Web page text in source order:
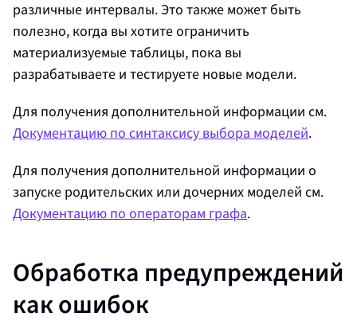
различные интервалы. Это также может быть
полезно, когда вы хотите ограничить
материализуемые таблицы, пока вы
разрабатываете и тестируете новые модели.
Для получения дополнительной информации см.
Документацию по синтаксису выбора моделей.
Для получения дополнительной информации о
запуске родительских или дочерних моделей см.
Документацию по операторам графа.
Обработка предупреждений
как ошибок